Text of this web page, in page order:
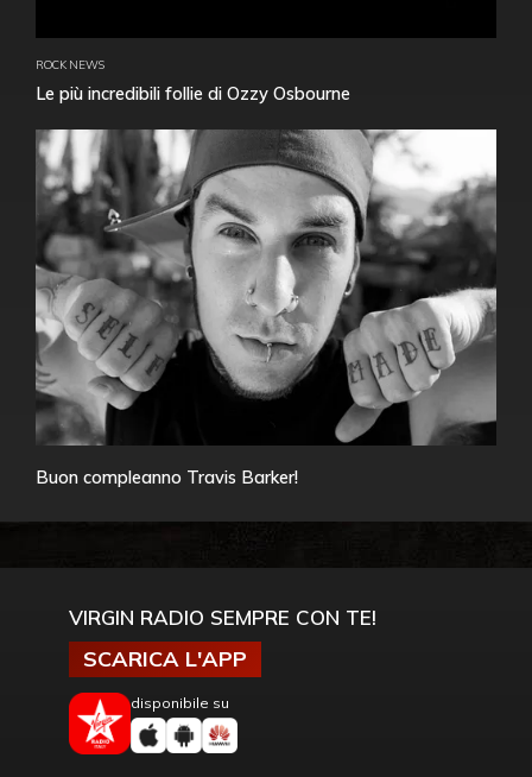
ROCK NEWS
Le più incredibili follie di Ozzy Osbourne
Buon compleanno Travis Barker!
VIRGIN RADIO SEMPRE CON TE!
SCARICA L'APP
disponibile su